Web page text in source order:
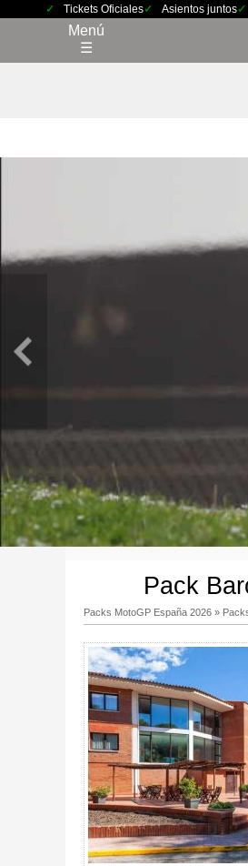
Tickets Oficiales Asientos juntos
Menú
☰
Pack
Packs MotoGP España 2026 »